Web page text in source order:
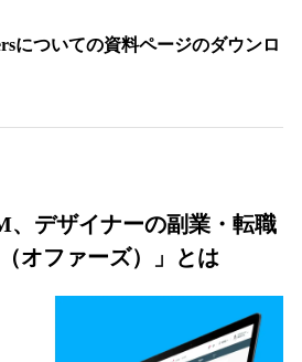
についての資料ページのダウンロ
、デザイナーの副業・転職
オファーズ）」とは